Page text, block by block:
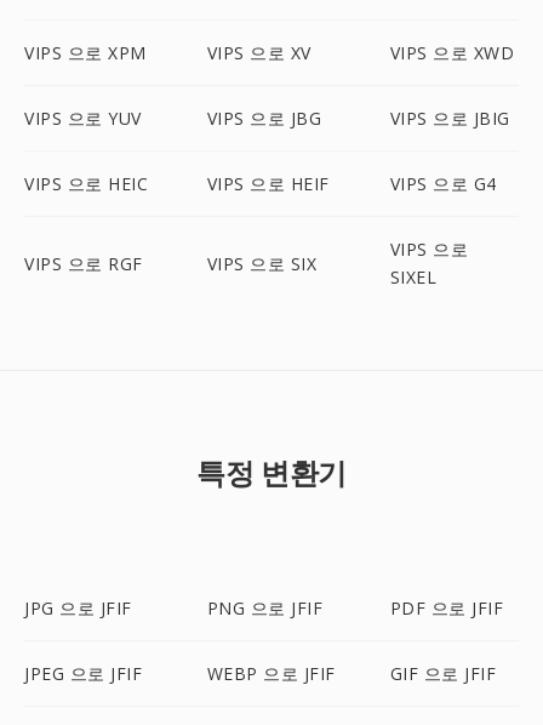
VIPS 으로 XPM VIPS 으로 XV VIPS 으로 XWD
VIPS 으로 YUV VIPS 으로 JBG VIPS 으로 JBIG
VIPS 으로 HEIC VIPS 으로 HEIF VIPS 으로 G4
VIPS 으로 RGF VIPS 으로 SIX
VIPS 으로
SIXEL
특정 변환기
JPG 으로 JFIF PNG 으로 JFIF PDF 으로 JFIF
JPEG 으로 JFIF WEBP 으로 JFIF GIF 으로 JFIF